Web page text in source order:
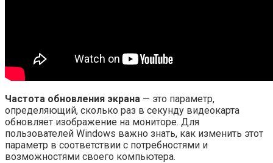
Частота обновления экрана — это параметр,
определяющий, сколько раз в секунду видеокарта
обновляет изображение на мониторе. Для
пользователей Windows важно знать, как изменить этот
параметр в соответствии с потребностями и
возможностями своего компьютера.